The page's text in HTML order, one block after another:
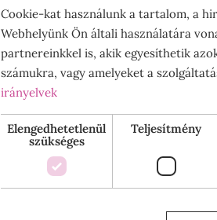
Cookie-kat használunk a tartalom, a
Webhelyünk Ön általi használatára
partnereinkkel is, akik egyesíthetik
számukra, vagy amelyeket a
irányelvek
Elengedhetetlenül
szükséges
Teljesítmény